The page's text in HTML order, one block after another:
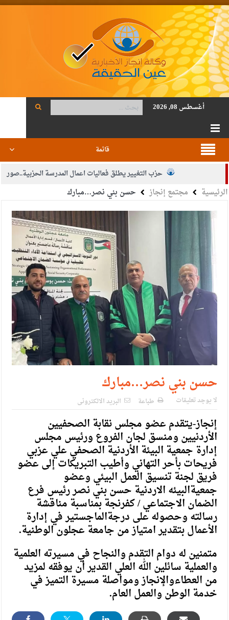
أغسطس 08, 2026
قائمة
حزب التغيير يطلق فعاليات اعمال المدرسة الحزبية..صور
الجيش يفتح باب التجنيد لحملة البكالوريوس في الحقوق والقانون
بيان اجتماع عمّان:دعم الوصاية الهاشمية التاريخية على المقدسات
الإسلامية والمسيحية
الأمن يتلف 16 مليون حبة كبتاجون و1480 كغم مواد مخدرة
النواب يقر مشروع تعديل قانون الملكية العقارية
القاضي يلتقي رؤساء تحرير الصحف اليومية ويؤكد حرص مجلس
النواب على شراكة فاعلة مع الإعلام
دعوة المكلفين بخدمة العلم (الدفعة الثالثة) إلى مراجعة منصة خدمة
الملك يلتقي مجموعة من رفاق السلاح
الملك يتلقى اتصالا هاتفيا من العاهل البحريني
القاضي محمود أحمد فريحات.. مبارك ومزيدا من التوفيق
الرئيسية مجتمع إنجاز حسن بني نصر…مبارك
حسن بني نصر…مبارك
لا يوجد تعليقات طباعة البريد الالكترونى
إنجاز-يتقدم عضو مجلس نقابة الصحفيين
الأردنيين ومنسق لجان الفروع ورئيس مجلس
إدارة جمعية البيئة الأردنية الصحفي علي عزبي
فريحات بأحر التهاني وأطيب التبريكات إلى عضو
فريقلجنةتنسيقالعملالبيئيوعضو
جمعيةالبيئهالاردنية حسن بني نصر رئيسفرع
الضمانالاجتماعي/كفرنجةبمناسبةمناقشة
رسالتهوحصولهعلىدرجةالماجستيرفيإدارة
الأعمالبتقديرامتيازمنجامعةعجلونالوطنية.
متمنينلهدوامالتقدموالنجاحفيمسيرتهالعلمية
والعمليةسائليناللهالعليالقديرأنيوفقهلمزيد
منالعطاءوالإنجازومواصلةمسيرةالتميزفي
خدمةالوطنوالعملالعام.